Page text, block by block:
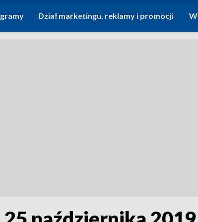
Dział marketingu, reklamy i promocji